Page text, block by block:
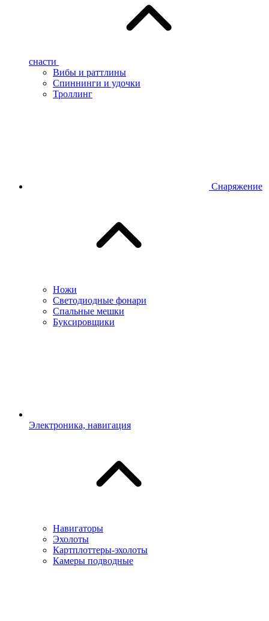
снасти
Вибы и раттлины
Спиннинги и удочки
Троллинг
Снаряжение
Ножи
Светодиодные фонари
Спальные мешки
Буксировщики
Электроника, навигация
Навигаторы
Эхолоты
Картплоттеры-эхолоты
Камеры подводные